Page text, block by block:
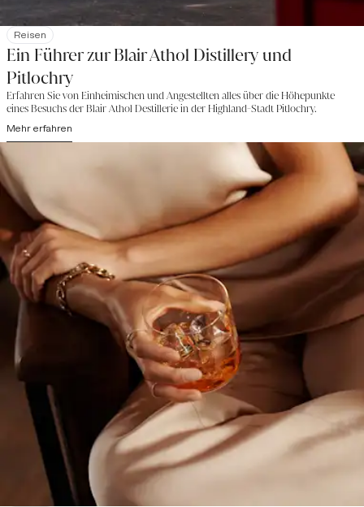
Reisen
Ein Führer zur Blair Athol Distillery und
Pitlochry
Erfahren Sie von Einheimischen und Angestellten alles über die Höhepunkte
eines Besuchs der Blair Athol Destillerie in der Highland-Stadt Pitlochry.
Mehr erfahren